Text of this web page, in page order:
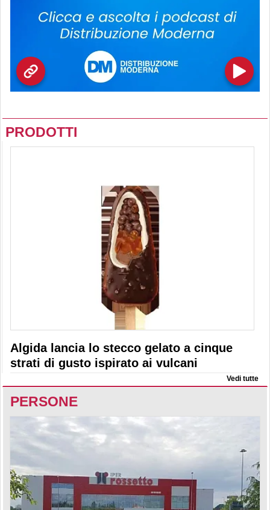
PRODOTTI
Algida lancia lo stecco gelato a cinque
strati di gusto ispirato ai vulcani
Vedi tutte
PERSONE